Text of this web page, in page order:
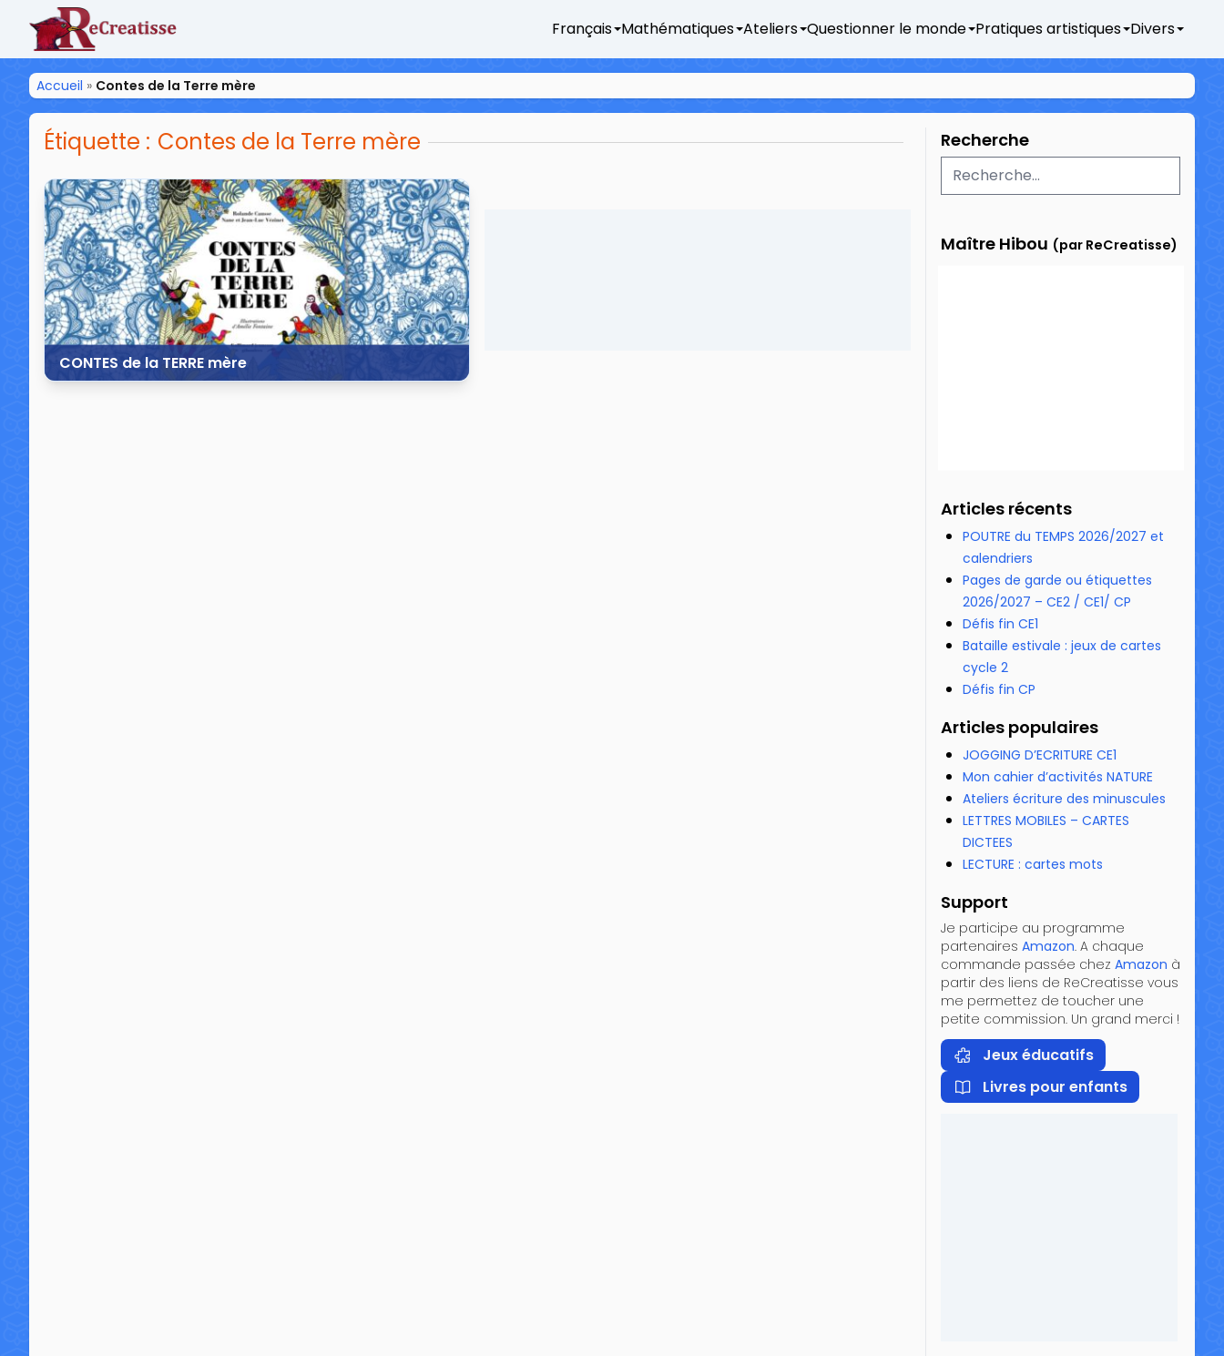
ReCreatisse
Français Mathématiques Ateliers Questionner le monde Pratiques artistiques Divers
Accueil » Contes de la Terre mère
Étiquette : Contes de la Terre mère
CONTES de la TERRE mère
Recherche
Maître Hibou (par ReCreatisse)
Articles récents
POUTRE du TEMPS 2026/2027 et
calendriers
Pages de garde ou étiquettes
2026/2027 – CE2 / CE1/ CP
Défis fin CE1
Bataille estivale : jeux de cartes
cycle 2
Défis fin CP
Articles populaires
JOGGING D’ECRITURE CE1
Mon cahier d’activités NATURE
Ateliers écriture des minuscules
LETTRES MOBILES – CARTES
DICTEES
LECTURE : cartes mots
Support
Je participe au programme
partenaires Amazon. A chaque
commande passée chez Amazon à
partir des liens de ReCreatisse vous
me permettez de toucher une
petite commission. Un grand merci !
Jeux éducatifs
Livres pour enfants